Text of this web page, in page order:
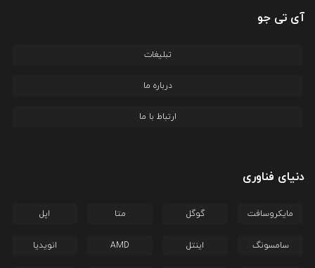
آی تی جو
تبلیغات
درباره ما
ارتباط با ما
دنیای فناوری
مایکروسافت گوگل متا اپل
سامسونگ اینتل AMD انویدیا